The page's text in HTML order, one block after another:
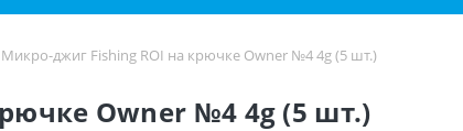
Микро-джиг Fishing ROI на крючке Owner №4 4g (5 шт.)
Owner №4 4g (5 шт.)